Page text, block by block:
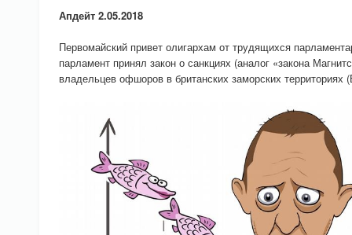
Апдейт 2.05.2018
Первомайский привет олигархам от трудящихся
парламент принял закон о санкциях (аналог «закона
владельцев офшоров в британских заморских территориях